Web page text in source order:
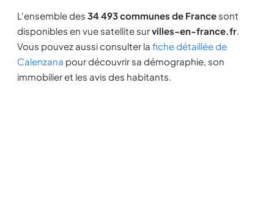
L'ensemble des 34 493 communes de France sont
disponibles en vue satellite survilles-en-france.fr.
Vous pouvez aussi consulter la fiche détaillée de
Calenzana pour découvrir sa démographie, son
immobilier et les avis des habitants.